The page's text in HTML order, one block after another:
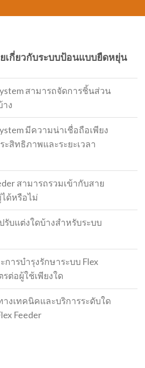
เกี่ยวกับระบบป้อนแบบยืดหยุ่น
สามารถจัดการชิ้นส่วน
าง
มีความน่าเชื่อถือเพียง
ะสิทธิภาพและระยะเวลา
สามารถรวมเข้ากับสาย
ด้หรือไม่
รับแต่งใดบ้างสำหรับระบบ
การบำรุงรักษาระบบ Flex
รต่อผู้ใช้เพียงใด
งเทคนิคและบริการระดับใด
Feeder